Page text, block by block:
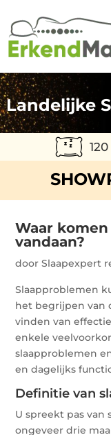
Landelijke
Waar
vandaan?
doorSlaapexpert
Slaapproblemen
het begrijpen van
vinden van
enkele
slaapproblemen
en dagelijks
Definitie van
U spreekt pas van
ongeveer drie